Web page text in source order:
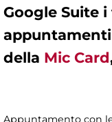
Google Suite i
della Mic Card
Appuntamento con